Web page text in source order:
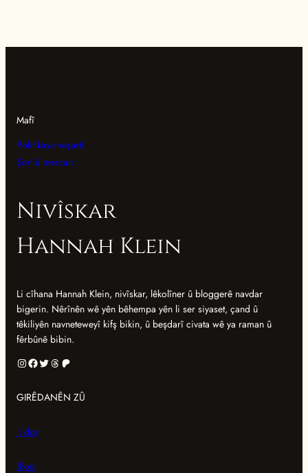
Mafî
Politikaya veşartî
Şert û mercan
Nivîskar
Hannah Klein
Li cîhana Hannah Klein, nivîskar, lêkolîner û bloggerê navdar
bigerin. Nêrînên wê yên bêhempa yên li ser siyaset, çand û
têkiliyên navneteweyî kifş bikin, û beşdarî civata wê ya raman û
fêrbûnê bibin.
Instagram Feysbûk Twitter Dîrok Patreon
GIRÊDANÊN ZÛ
Ji dor
Blog